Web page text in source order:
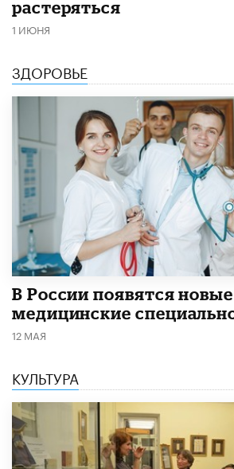
растеряться
1 ИЮНЯ
ЗДОРОВЬЕ
В России появятся новые
медицинские
12 МАЯ
КУЛЬТУРА